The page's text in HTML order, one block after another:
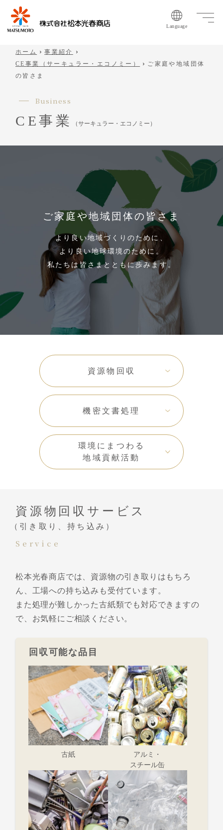
Language
ホーム
事業紹介
CE事業（サーキュラー・エコノミー）
ご家庭や地域団体
の皆さま
Business
CE事業 （サーキュラー・エコノミー）
ご家庭や地域団体の皆さま
より良い地域づくりのために、
より良い地球環境のために。
私たちは皆さまとともに歩みます。
資源物回収
機密文書処理
環境にまつわる
地域貢献活動
資源物回収サービス
（引き取り、持ち込み）
Service
松本光春商店では、資源物の引き取りはもちろ
ん、工場への持ち込みも受付ています。
また処理が難しかった古紙類でも対応できますの
で、お気軽にご相談ください。
回収可能な品目
古紙
アルミ・
スチール缶